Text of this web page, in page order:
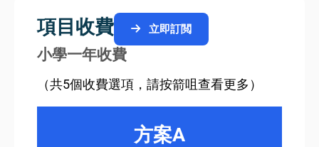
項目收費 立即訂閲
小學一年收費
（共5個收費選項，請按箭咀查看更多）
方案A